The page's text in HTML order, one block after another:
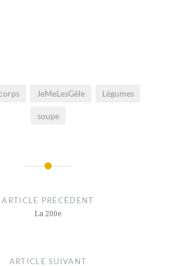
JeMeLesGèle Légumes
soupe
ARTICLE PRÉCÉDENT
La 200e
ARTICLE SUIVANT